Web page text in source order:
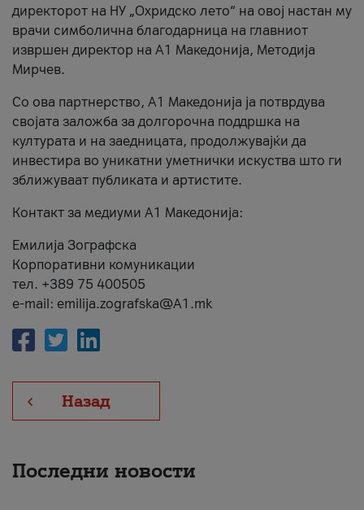
директорот на НУ „Охридско лето“ на овој настан му
врачи симболична благодарница на главниот
извршен директор на A1 Македонија, Методија
Мирчев.
Со ова партнерство, A1 Македонија ја потврдува
својата заложба за долгорочна поддршка на
културата и на заедницата, продолжувајќи да
инвестира во уникатни уметнички искуства што ги
зближуваат публиката и артистите.
Контакт за медиуми А1 Македонија:
Емилија Зографска
Корпоративни комуникации
тел. +389 75 400505
e-mail: emilija.zografska@A1.mk
Назад
Последни новости